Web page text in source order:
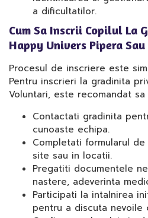
a dificultatilor.
Cum Sa Inscrii Copilul La
Happy Univers Pipera
Procesul de inscriere este
Pentru inscrieri la gradinita
Voluntari, este recomandat
Contactati gradinita
cunoaste echipa.
Completati formularul
site sau in locatii.
Pregatiti documentele
nastere, adeverinta
Participati la intalnirea
pentru a discuta nevoile